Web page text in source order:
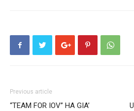
Previous article
“TEAM FOR IOV” HA GIA’